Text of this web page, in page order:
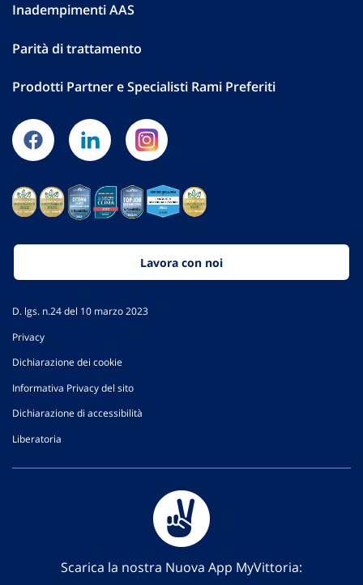
Inadempimenti AAS
Parità di trattamento
Prodotti Partner e Specialisti Rami Preferiti
Lavora con noi
D. lgs. n.24 del 10 marzo 2023
Privacy
Dichiarazione dei cookie
Informativa Privacy del sito
Dichiarazione di accessibilità
Liberatoria
Scarica la nostra Nuova App MyVittoria: